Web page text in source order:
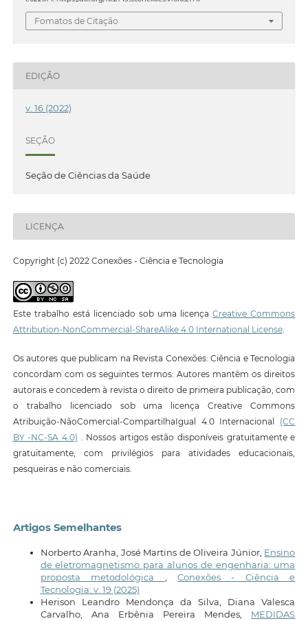
Fomatos de Citação
EDIÇÃO
v. 16 (2022)
SEÇÃO
Seção de Ciências da Saúde
LICENÇA
Copyright (c) 2022 Conexões - Ciência e Tecnologia
Este trabalho está licenciado sob uma licençaCreative Commons
Attribution-NonCommercial-ShareAlike 4.0 International License.
Os autores que publicam na Revista Conexões: Ciência e Tecnologia
concordam com os seguintes termos: Autores mantêm os direitos
autorais e concedem à revista o direito de primeira publicação, com
o trabalho licenciado sob uma licença Creative Commons
Atribuição-NãoComercial-CompartilhaIgual 4.0 Internacional (CC
BY -NC-SA 4.0) . Nossos artigos estão disponíveis gratuitamente e
gratuitamente, com privilégios para atividades educacionais,
pesqueiras e não comerciais.
Artigos Semelhantes
Norberto Aranha, José Martins de Oliveira Júnior, Ensino
de eletromagnetismo para alunos de engenharia: uma
proposta metodológica ,Conexões - Ciência e
Tecnologia: v. 19 (2025)
Herison Leandro Mendonça da Silva, Diana Valesca
Carvalho, Ana Erbênia Pereira Mendes, MEDIDAS